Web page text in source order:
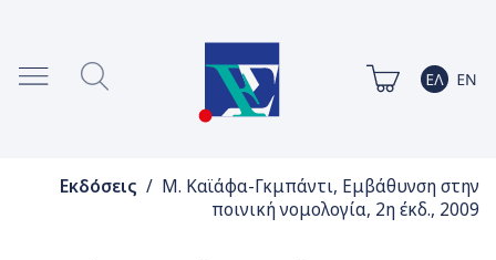
Εκδόσεις / Μ. Καϊάφα-Γκμπάντι, Εμβάθυνση στην
ποινική νομολογία, 2η έκδ., 2009